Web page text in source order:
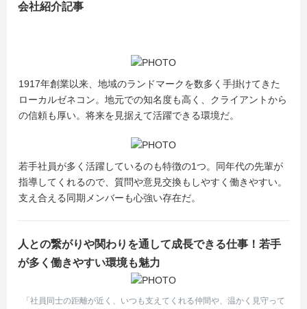
会社紹介記事
1917年創業以来、地域のランドマークを数多く手掛けてきた
ローカルゼネコン。地元での知名度も高く、クライアントから
の信頼も厚い。将来を見据えて活躍できる環境だ。
若手社員が多く活躍しているのも特徴の1つ。同年代の先輩が
指導してくれるので、質問や意見交換もしやすく働きやすい。
支え合える同期メンバーも心強い存在だ。
人との繋がりや関わりを通して成長できる仕事！若手
が多く働きやすい環境も魅力
「社員同士の距離が近く、いつも支えてくれる仲間や、温かく見守って